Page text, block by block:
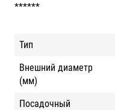
******
Тип
Внешний диаметр
(мм)
Посадочный